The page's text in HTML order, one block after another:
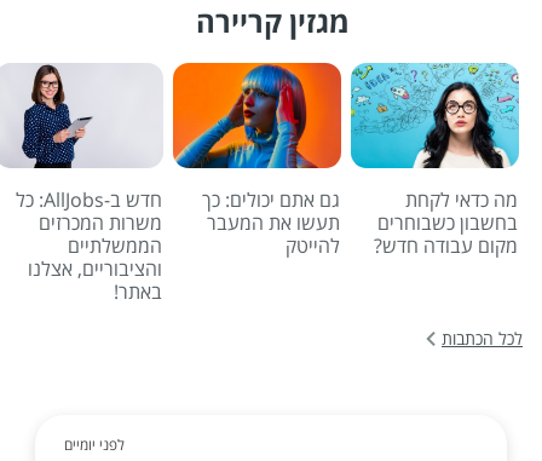
מגזין קריירה
מה כדאי לקחת
בחשבון כשבוחרים
מקום עבודה חדש?
גם אתם יכולים: כך
תעשו את המעבר
להייטק
חדש ב-AllJobs: כל
משרות המכרזים
הממשלתיים
והציבוריים, אצלנו
באתר!
לכל הכתבות
לפני יומיים